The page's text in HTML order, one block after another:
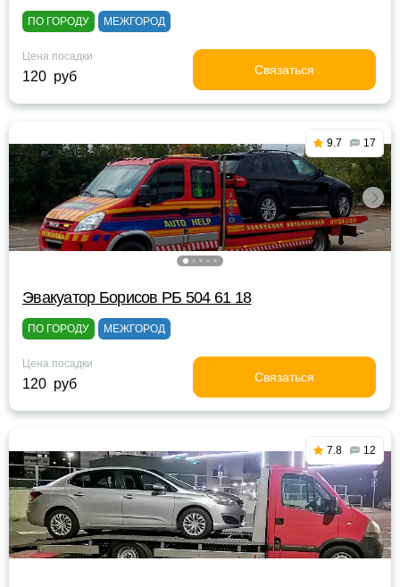
ПО ГОРОДУ МЕЖГОРОД
Цена посадки
120 руб Связаться
9.7 17
Эвакуатор Борисов РБ 504 61 18
ПО ГОРОДУ МЕЖГОРОД
Цена посадки
120 руб Связаться
7.8 12